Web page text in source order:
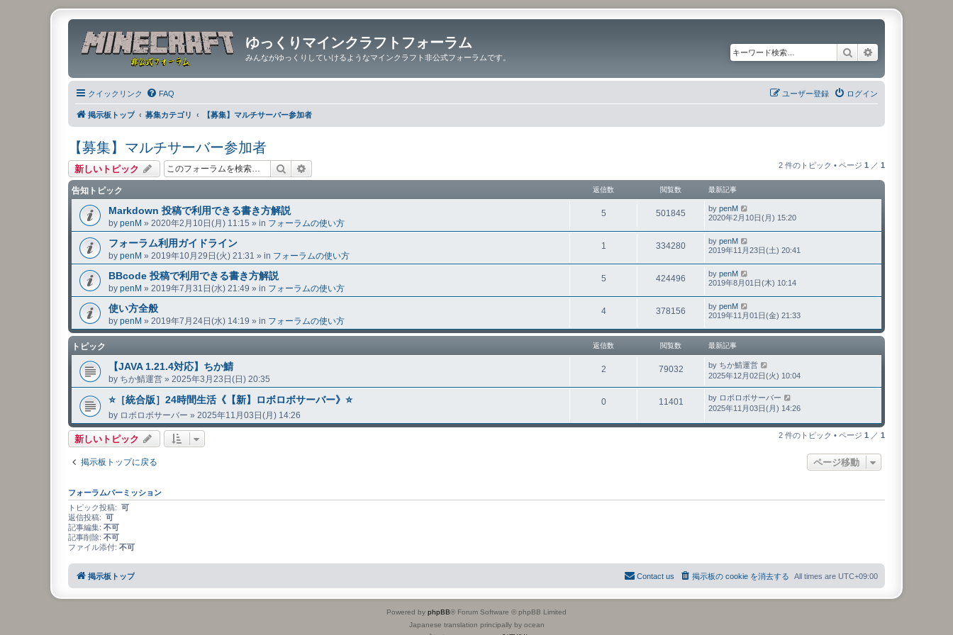
ゆっくりマインクラフトフォーラム
みんながゆっくりしていけるようなマインクラフト非公式フォーラムです。 検索
クイックリンク FAQ ログイン
ユーザー登録
掲示板トップ 募集カテゴリ 【募集】マルチサーバー参加者
【募集】マルチサーバー参加者
新しいトピック 検索 2 件のトピック • ページ 1 ／ 1
告知トピック 返信数 閲覧数 最新記事
Markdown 投稿で利用できる書き方解説
by penM » 2020年2月10日(月) 11:15 » in フォーラムの使い方
5 501845 by penM
2020年2月10日(月) 15:20
フォーラム利用ガイドライン
by penM » 2019年10月29日(火) 21:31 » in フォーラムの使い方
1 334280 by penM
2019年11月23日(土) 20:41
BBcode 投稿で利用できる書き方解説
by penM » 2019年7月31日(水) 21:49 » in フォーラムの使い方
5 424496 by penM
2019年8月01日(木) 10:14
使い方全般
by penM » 2019年7月24日(水) 14:19 » in フォーラムの使い方
4 378156 by penM
2019年11月01日(金) 21:33
トピック 返信数 閲覧数 最新記事
【JAVA 1.21.4対応】ちか鯖
by ちか鯖運営 » 2025年3月23日(日) 20:35
2 79032 by ちか鯖運営
2025年12月02日(火) 10:04
⭐️［統合版］24時間生活《【新】ロボロボサーバー》⭐️
by ロボロボサーバー » 2025年11月03日(月) 14:26
0 11401 by ロボロボサーバー
2025年11月03日(月) 14:26
新しいトピック 2 件のトピック • ページ 1 ／ 1
掲示板トップに戻る ページ移動
フォーラムパーミッション
トピック投稿: 可
返信投稿: 可
記事編集: 不可
記事削除: 不可
ファイル添付: 不可
掲示板トップ All times are UTC+09:00
掲示板の cookie を消去する
Contact us
Powered by phpBB® Forum Software © phpBB Limited
Japanese translation principally by ocean